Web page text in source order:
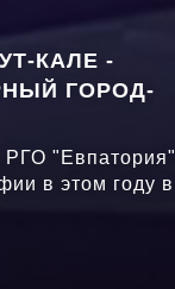
КАЛЕ -
ГОРОД-
РГО "Евпатория"
в этом году в